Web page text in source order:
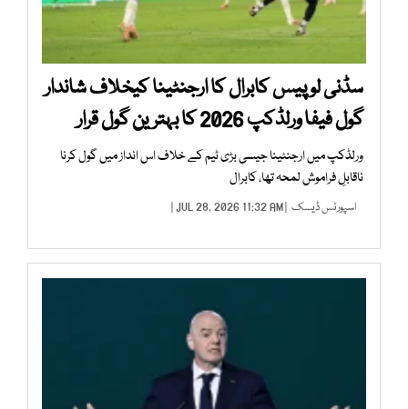
سڈنی لوپیس کابرال کا ارجنٹینا کیخلاف شاندار
گول فیفا ورلڈکپ 2026 کا بہترین گول قرار
ورلڈکپ میں ارجنٹینا جیسی بڑی ٹیم کے خلاف اس انداز میں گول کرنا
ناقابلِ فراموش لمحہ تھا، کابرال
اسپورٹس ڈیسک | JUL 28, 2026 11:32 AM |